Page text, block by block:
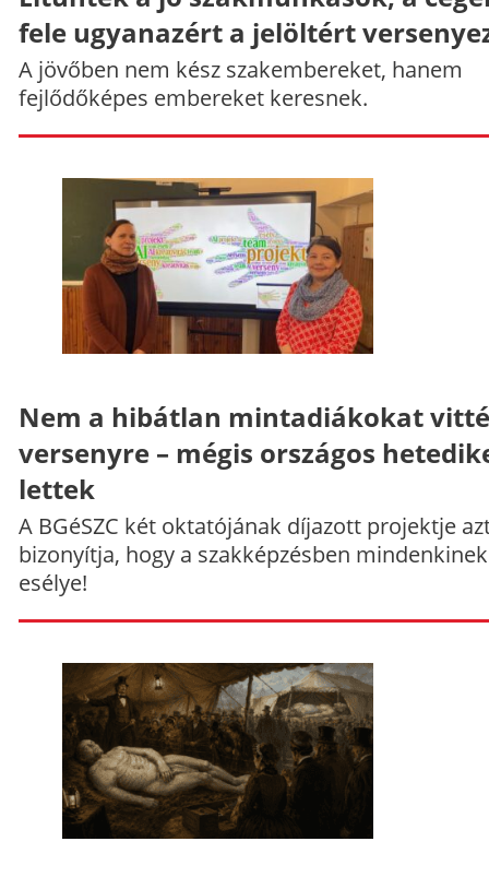
fele ugyanazért a jelöltért
A jövőben nem kész szakembereket, hanem
fejlődőképes embereket keresnek.
Nem a hibátlan mintadiákokat
versenyre – mégis országos
lettek
A BGéSZC két oktatójának díjazott projektje
bizonyítja, hogy a szakképzésben
esélye!